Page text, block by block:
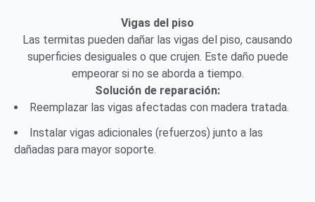
Vigas del piso
Las termitas pueden dañar las vigas del piso, causando
superficies desiguales o que crujen. Este daño puede
empeorar si no se aborda a tiempo.
Solución de reparación:
Reemplazar las vigas afectadas con madera tratada.
Instalar vigas adicionales (refuerzos) junto a las
dañadas para mayor soporte.